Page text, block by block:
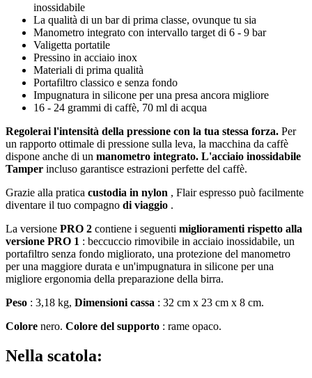
inossidabile
La qualità di un bar di prima classe, ovunque tu sia
Manometro integrato con intervallo target di 6 - 9 bar
Valigetta portatile
Pressino in acciaio inox
Materiali di prima qualità
Portafiltro classico e senza fondo
Impugnatura in silicone per una presa ancora migliore
16 - 24 grammi di caffè, 70 ml di acqua
Regolerai l'intensità della pressione con la tua stessa forza. Per
un rapporto ottimale di pressione sulla leva, la macchina da caffè
dispone anche di un manometro integrato. L'acciaio inossidabile
Tamper incluso garantisce estrazioni perfette del caffè.
Grazie alla pratica custodia in nylon , Flair espresso può facilmente
diventare il tuo compagno di viaggio .
La versione PRO 2 contiene i seguenti miglioramenti rispetto alla
versione PRO 1 : beccuccio rimovibile in acciaio inossidabile, un
portafiltro senza fondo migliorato, una protezione del manometro
per una maggiore durata e un'impugnatura in silicone per una
migliore ergonomia della preparazione della birra.
Peso : 3,18 kg, Dimensioni cassa : 32 cm x 23 cm x 8 cm.
Colore nero. Colore del supporto : rame opaco.
Nella scatola: